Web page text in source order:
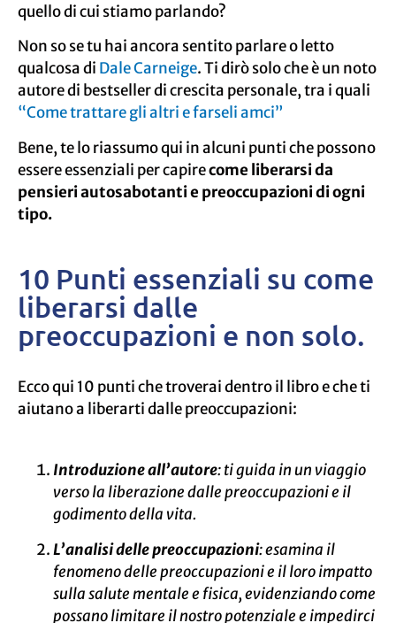
quello di cui stiamo parlando?
Non so se tu hai ancora sentito parlare o letto
qualcosa di Dale Carneige. Ti dirò solo che è un noto
autore di bestseller di crescita personale, tra i quali
“Come trattare gli altri e farseli amci”
Bene, te lo riassumo qui in alcuni punti che possono
essere essenziali per capirecome liberarsi da
pensieri autosabotanti e preoccupazioni di ogni
tipo.
10 Punti essenziali su come
liberarsi dalle
preoccupazioni e non solo.
Ecco qui 10 punti che troverai dentro il libro e che ti
aiutano a liberarti dalle preoccupazioni:
Introduzione all’autore: ti guida in un viaggio
verso la liberazione dalle preoccupazioni e il
godimento della vita.
L’analisi delle preoccupazioni: esamina il
fenomeno delle preoccupazioni e il loro impatto
sulla salute mentale e fisica, evidenziando come
possano limitare il nostro potenziale e impedirci